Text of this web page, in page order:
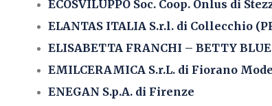
ECOSVILUPPO Soc. Coop. Onlus di
ELANTAS ITALIA S.r.l. di Collecchio
ELISABETTA FRANCHI – BETTY
EMILCERAMICA S.r.L. di Fiorano
ENEGAN S.p.A. di Firenze